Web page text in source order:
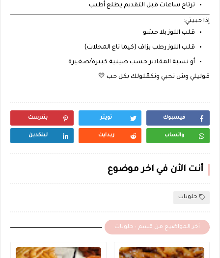
ترتاح ساعات قبل التقديم يطلع أطيب
إذا حبيتي:
قلب اللوزبلا حشو
قلب اللوزرطب بزاف (كيما تاع المحلات)
أو نسبة المقادير حسب صينية كبيرة/صغيرة
قوليلي وش تحبي ونكمّلولك بكل حب 💛
فيسبوك تويتر بنترست
واتساب ريدايت لينكدين
أنت الأن في اخر موضوع
حلويات
أخر المواضيع من قسم : حلويات